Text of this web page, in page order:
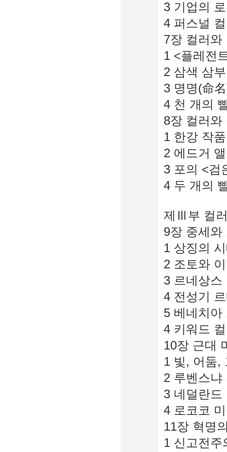
3 기업의
4 퍼스널
7장 컬러와
1 <플레전
2 삼색 삼
3 명명(命
4 천 개의
8장 컬러와
1 한강 작
2 에드거
3 포의 <검
4 두 개의
제Ⅲ부 컬
9장 중세와
1 상징의
2 조토와
3 르네상스
4 전성기
5 베네치아
4 키워드
10장 근대
1 빛, 어둠,
2 루벤스냐
3 네덜란드
4 로코코
11장 혁명
1 신고전주